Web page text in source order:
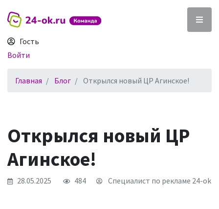
Гость
Войти
Главная Блог Открылся новый ЦР Агинское!
Открылся новый ЦР
Агинское!
28.05.2025 484 Специалист по рекламе 24-ok